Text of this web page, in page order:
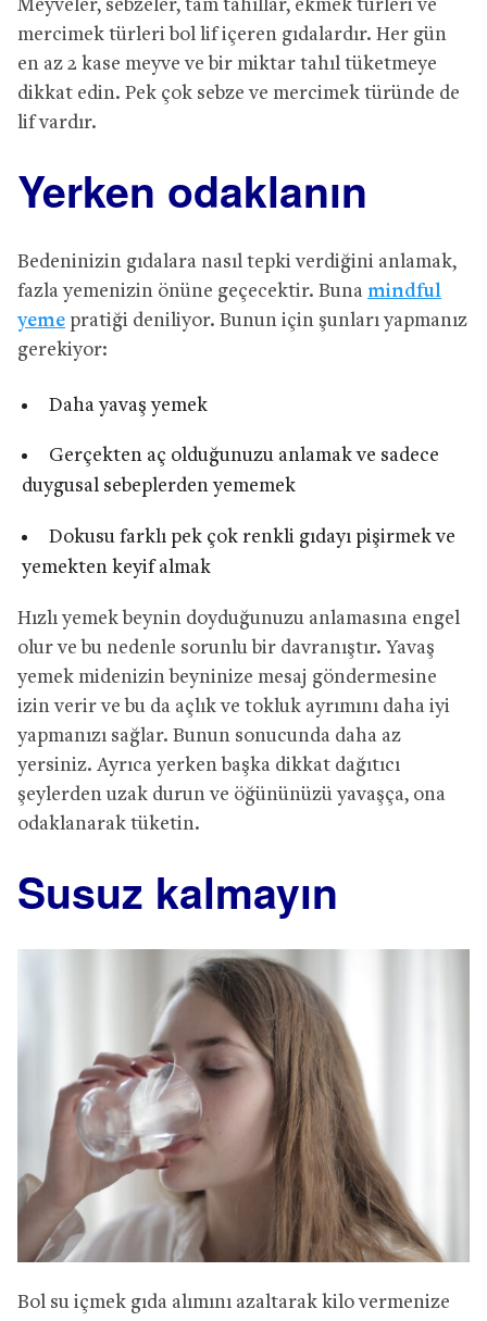
Meyveler, sebzeler, tam tahıllar, ekmek türleri ve
mercimek türleri bol lif içeren gıdalardır. Her gün
en az 2 kase meyve ve bir miktar tahıl tüketmeye
dikkat edin. Pek çok sebze ve mercimek türünde de
lif vardır.
Yerken odaklanın
Bedeninizin gıdalara nasıl tepki verdiğini anlamak,
fazla yemenizin önüne geçecektir. Buna mindful
yeme pratiği deniliyor. Bunun için şunları yapmanız
gerekiyor:
Daha yavaş yemek
Gerçekten aç olduğunuzu anlamak ve sadece
duygusal sebeplerden yememek
Dokusu farklı pek çok renkli gıdayı pişirmek ve
yemekten keyif almak
Hızlı yemek beynin doyduğunuzu anlamasına engel
olur ve bu nedenle sorunlu bir davranıştır. Yavaş
yemek midenizin beyninize mesaj göndermesine
izin verir ve bu da açlık ve tokluk ayrımını daha iyi
yapmanızı sağlar. Bunun sonucunda daha az
yersiniz. Ayrıca yerken başka dikkat dağıtıcı
şeylerden uzak durun ve öğününüzü yavaşça, ona
odaklanarak tüketin.
Susuz kalmayın
Bol su içmek gıda alımını azaltarak kilo vermenize